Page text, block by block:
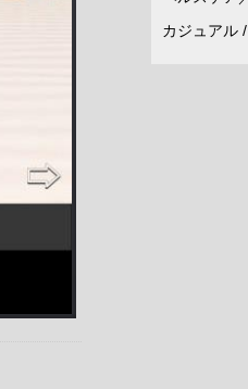
カジュアル